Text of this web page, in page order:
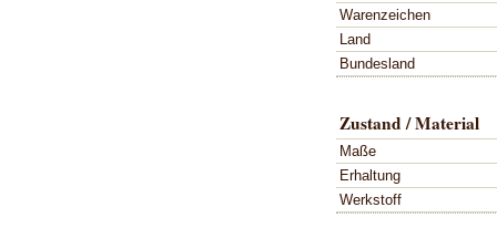
Warenzeichen
Land
Bundesland
Zustand / Material
Maße
Erhaltung
Werkstoff